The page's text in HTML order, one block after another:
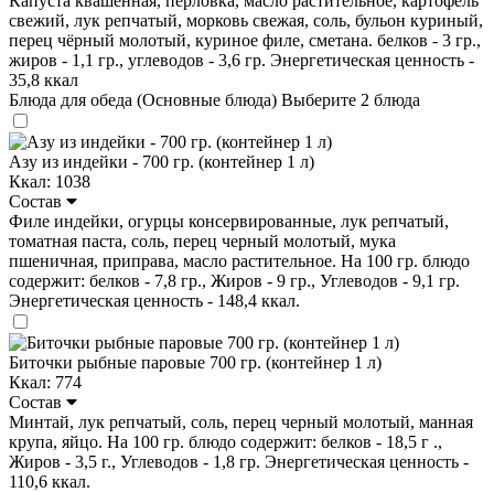
свежий, лук репчатый, морковь свежая, соль, бульон куриный,
перец чёрный молотый, куриное филе, сметана. белков - 3 гр.,
жиров - 1,1 гр., углеводов - 3,6 гр. Энергетическая ценность -
35,8 ккал
Блюда для обеда (Основные блюда) Выберите 2 блюда
Азу из индейки - 700 гр. (контейнер 1 л)
Ккал: 1038
Состав
Филе индейки, огурцы консервированные, лук репчатый,
томатная паста, соль, перец черный молотый, мука
пшеничная, приправа, масло растительное. На 100 гр. блюдо
содержит: белков - 7,8 гр., Жиров - 9 гр., Углеводов - 9,1 гр.
Энергетическая ценность - 148,4 ккал.
Биточки рыбные паровые 700 гр. (контейнер 1 л)
Ккал: 774
Состав
Минтай, лук репчатый, соль, перец черный молотый, манная
крупа, яйцо. На 100 гр. блюдо содержит: белков - 18,5 г .,
Жиров - 3,5 г., Углеводов - 1,8 гр. Энергетическая ценность -
110,6 ккал.